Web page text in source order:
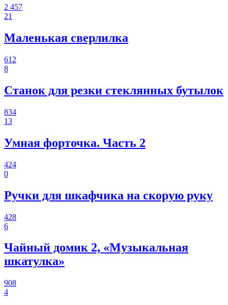
2 457
21
Маленькая сверлилка
612
8
Станок для резки стеклянных бутылок
834
13
Умная форточка. Часть 2
424
0
Ручки для шкафчика на скорую руку
428
6
Чайный домик 2, «Музыкальная
шкатулка»
908
4